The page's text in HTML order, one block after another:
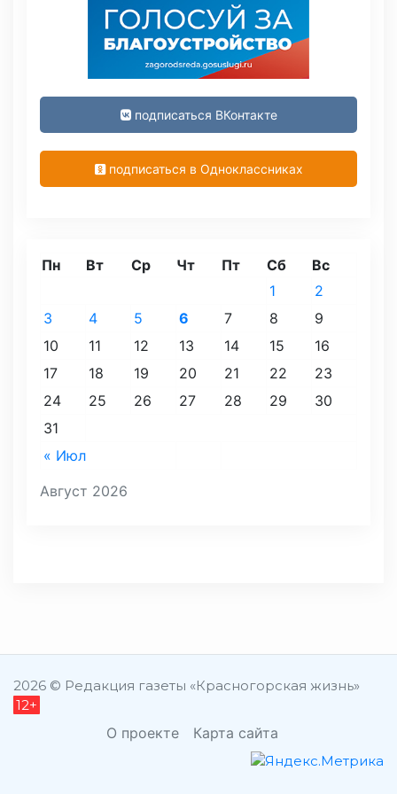
подписаться ВКонтакте
подписаться в Одноклассниках
Август 2026
Пн Вт Ср Чт Пт Сб Вс
« Июл
1
2
3
4 5 6 7 8
9
10
11 12 13 14 15
16
17
18 19 20 21 22
23
24
25 26 27 28 29
30
31
2026 © Редакция газеты «Красногорская жизнь»
12+
О проекте Карта сайта